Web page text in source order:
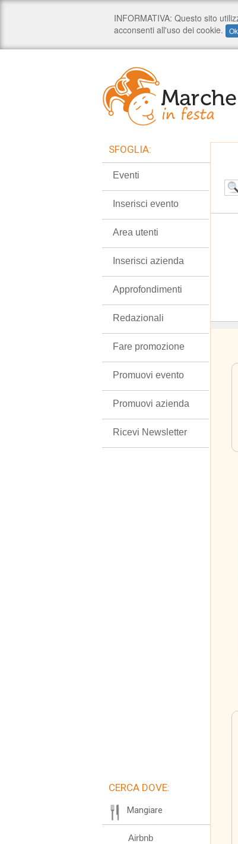
SFOGLIA:
Eventi
Inserisci evento
Area utenti
Inserisci azienda
Approfondimenti
Redazionali
Fare promozione
Promuovi evento
Promuovi azienda
Ricevi Newsletter
CERCA DOVE:
Mangiare
Airbnb